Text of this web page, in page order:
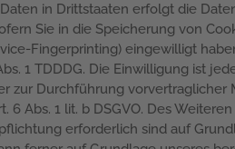
in Drittstaaten erfolgt die
Sie in die Speicherung von
Fingerprinting) eingewilligt
1 TDDDG. Die Einwilligung ist
zur Durchführung
6 Abs. 1 lit. b DSGVO. Des
erforderlich sind auf